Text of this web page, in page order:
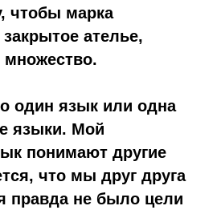
чтобы марка
ателье,
множество.
один язык или одна
языки. Мой
понимают другие
что мы друг друга
правда не было цели